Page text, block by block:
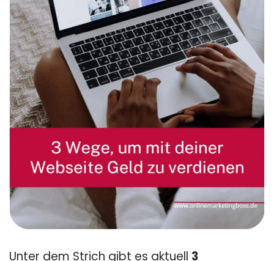
Unter dem Strich gibt es aktuell 3